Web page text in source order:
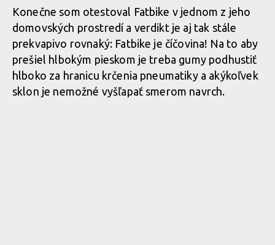
Konečne som otestoval Fatbike v jednom z jeho
domovských prostredí a verdikt je aj tak stále
prekvapivo rovnaký: Fatbike je číčovina! Na to aby
prešiel hlbokým pieskom je treba gumy podhustiť
hlboko za hranicu krčenia pneumatiky a akýkoľvek
sklon je nemožné vyšľapať smerom navrch.